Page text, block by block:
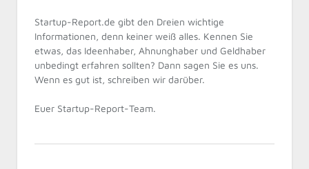
Startup-Report.de gibt den Dreien wichtige
Informationen, denn keiner weiß alles. Kennen Sie
etwas, das Ideenhaber, Ahnunghaber und Geldhaber
unbedingt erfahren sollten? Dann sagen Sie es uns.
Wenn es gut ist, schreiben wir darüber.
Euer Startup-Report-Team.